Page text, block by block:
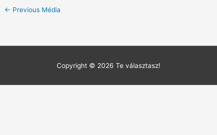
← Previous Média
Copyright © 2026 Te választasz!